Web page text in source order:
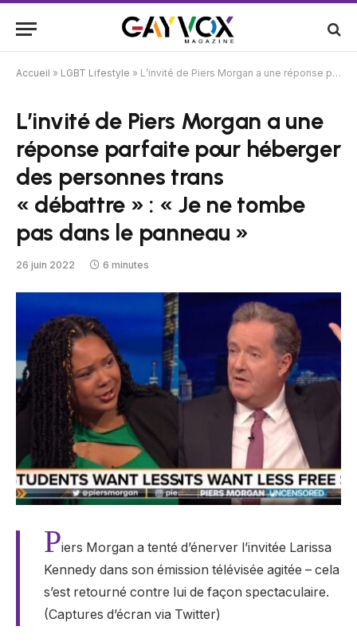
Accueil » LGBT Lifestyle » L’invité de Piers Morgan a une réponse parfaite pour héberger des personnes trans « débattre » : « Je ne tombe pas dans le panneau »
L’invité de Piers Morgan a une
réponse parfaite pour héberger
des personnes trans
« débattre » : « Je ne tombe
pas dans le panneau »
26 juin 2022 6 minutes
Piers Morgan a tenté d’énerver l’invitée Larissa
Kennedy dans son émission télévisée agitée – cela
s’est retourné contre lui de façon spectaculaire.
(Captures d’écran via Twitter)